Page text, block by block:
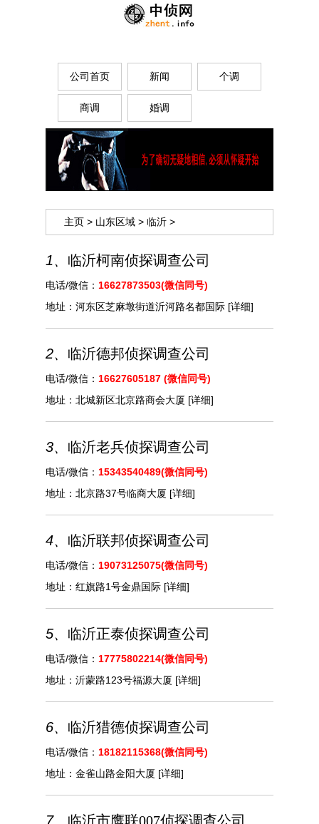
公司首页 新闻 个调
商调 婚调
主页 > 山东区域 > 临沂 >
1、 临沂柯南侦探调查公司
电话/微信： 16627873503(微信同号)
地址： 河东区芝麻墩街道沂河路名都国际 [详细]
2、 临沂德邦侦探调查公司
电话/微信： 16627605187 (微信同号)
地址： 北城新区北京路商会大厦 [详细]
3、 临沂老兵侦探调查公司
电话/微信： 15343540489(微信同号)
地址： 北京路37号临商大厦 [详细]
4、 临沂联邦侦探调查公司
电话/微信： 19073125075(微信同号)
地址： 红旗路1号金鼎国际 [详细]
5、 临沂正泰侦探调查公司
电话/微信： 17775802214(微信同号)
地址： 沂蒙路123号福源大厦 [详细]
6、 临沂猎德侦探调查公司
电话/微信： 18182115368(微信同号)
地址： 金雀山路金阳大厦 [详细]
7、 临沂市鹰联007侦探调查公司